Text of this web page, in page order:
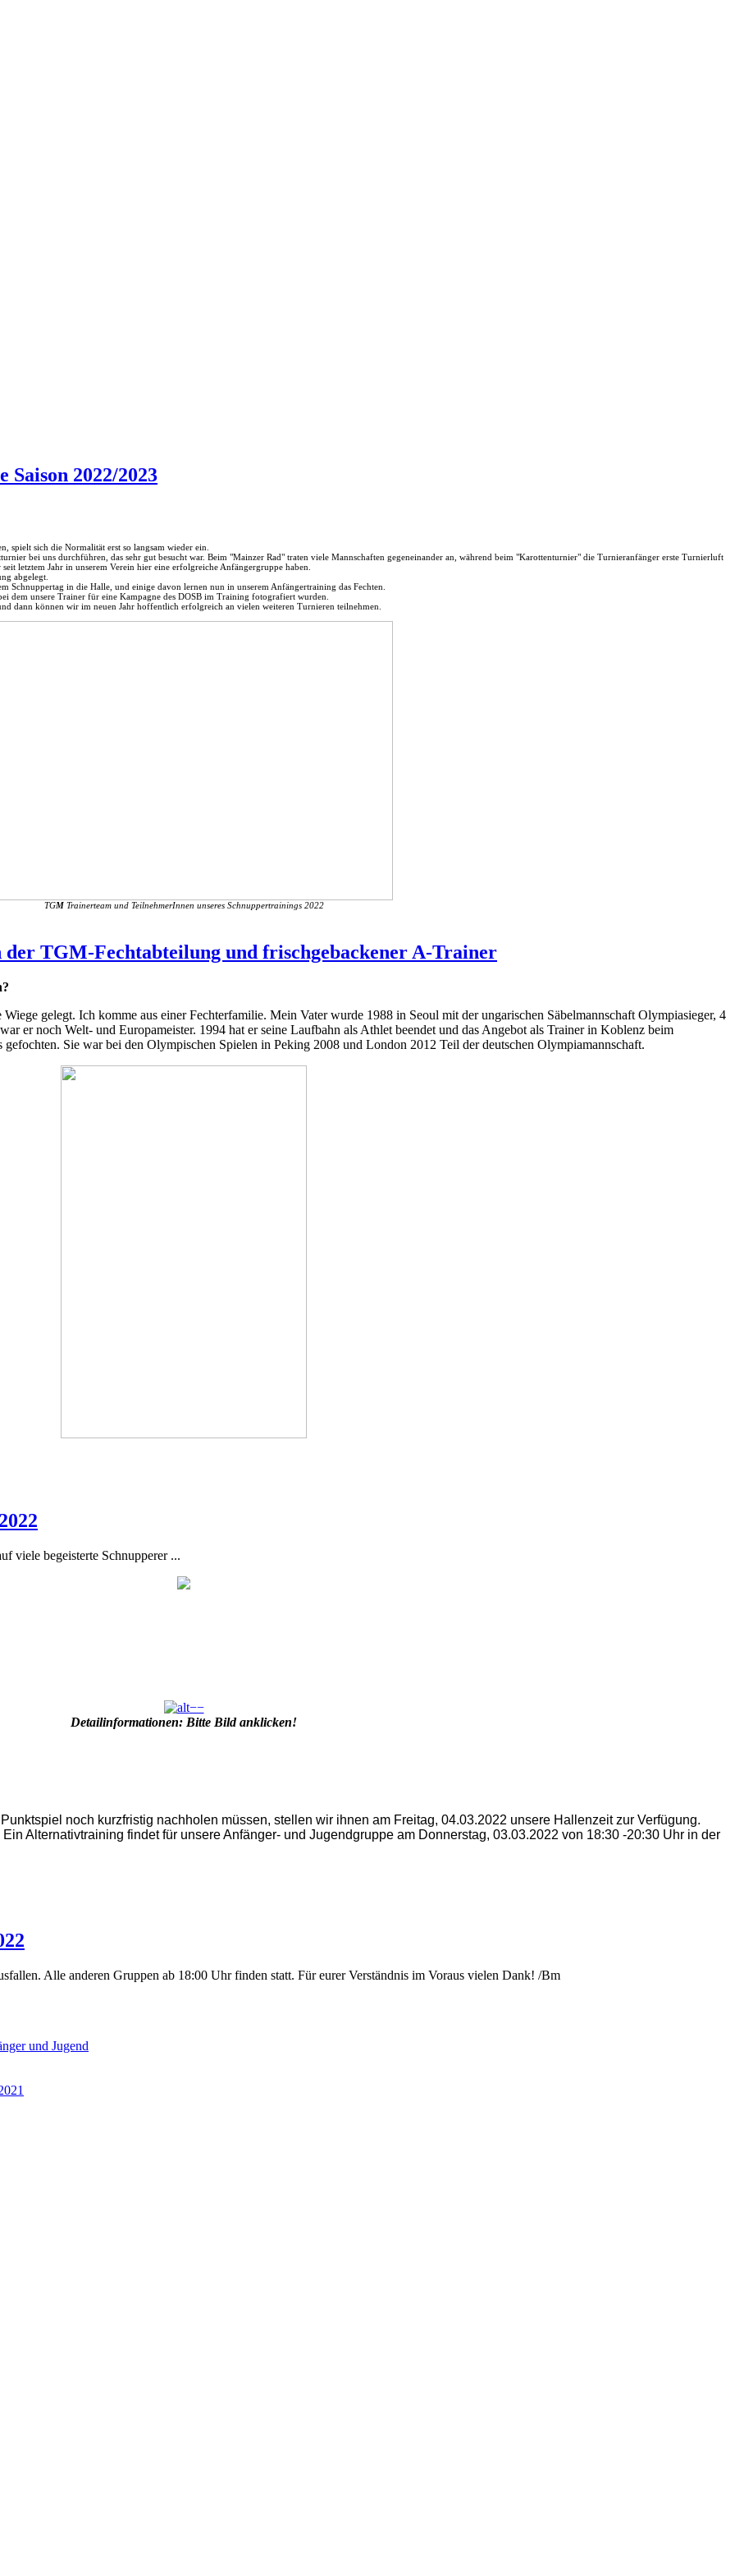
2022/2023
spielt sich die Normalität erst so langsam wieder ein.
bei uns durchführen, das sehr gut besucht war. Beim "Mainzer Rad" traten viele Mannschaften gegeneinander an, während beim "Karottenturnier" die Turnieranfänger erste Turnierluft
letztem Jahr in unserem Verein hier eine erfolgreiche Anfängergruppe haben.
abgelegt.
in die Halle, und einige davon lernen nun in unserem Anfängertraining das Fechten.
dem unsere Trainer für eine Kampagne des DOSB im Training fotografiert wurden.
dann können wir im neuen Jahr hoffentlich erfolgreich an vielen weiteren Turnieren teilnehmen.
TGMTrainerteam und TeilnehmerInnen unseres Schnuppertrainings 2022
TGM-Fechtabteilung und frischgebackener A-Trainer
gelegt. Ich komme aus einer Fechterfamilie. Mein Vater wurde 1988 in Seoul mit der ungarischen Säbelmannschaft Olympiasieger, 4
er noch Welt- und Europameister. 1994 hat er seine Laufbahn als Athlet beendet und das Angebot als Trainer in Koblenz beim
Sie war bei den Olympischen Spielen in Peking 2008 und London 2012 Teil der deutschen Olympiamannschaft.
viele begeisterte Schnupperer ...
−−
Detailinformationen: Bitte Bild anklicken!
noch kurzfristig nachholen müssen, stellen wir ihnen am Freitag, 04.03.2022 unsere Hallenzeit zur Verfügung.
Alternativtraining findet für unsere Anfänger- und Jugendgruppe am Donnerstag, 03.03.2022 von 18:30 -20:30 Uhr in der
Alle anderen Gruppen ab 18:00 Uhr finden statt. Für eurer Verständnis im Voraus vielen Dank! /Bm
und Jugend